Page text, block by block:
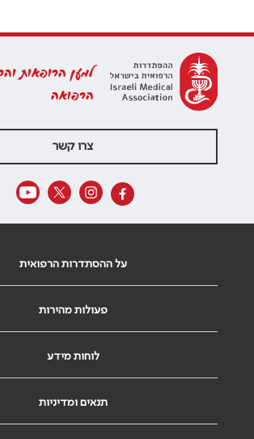
למען הרופאות
הרפואה
צרו קשר
על ההסתדרות הרפואית
פעולות מהירות
לוחות מידע
תנאים ומדיניות